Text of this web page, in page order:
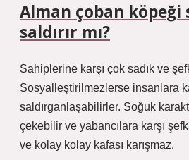
Alman çoban köpeği
saldırır mı?
Sahiplerine karşı çok sadık ve
Sosyalleştirilmezlerse insanlara
saldırganlaşabilirler. Soğuk
çekebilir ve yabancılara karşı
ve kolay kolay kafası karışmaz.